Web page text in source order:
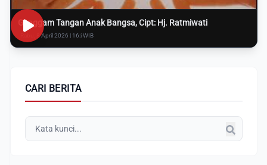
Genggam Tangan Anak Bangsa, Cipt: Hj. Ratmiwati
Rabu, 8 April 2026 | 16:i WIB
CARI BERITA